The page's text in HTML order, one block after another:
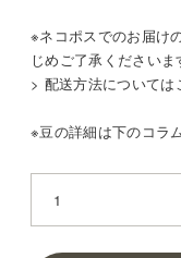
※ネコポスでのお届け
じめご了承くださいま
> 配送方法については
※豆の詳細は下のコラ